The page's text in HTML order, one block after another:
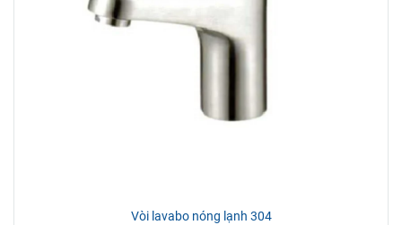
Vòi lavabo nóng lạnh 304